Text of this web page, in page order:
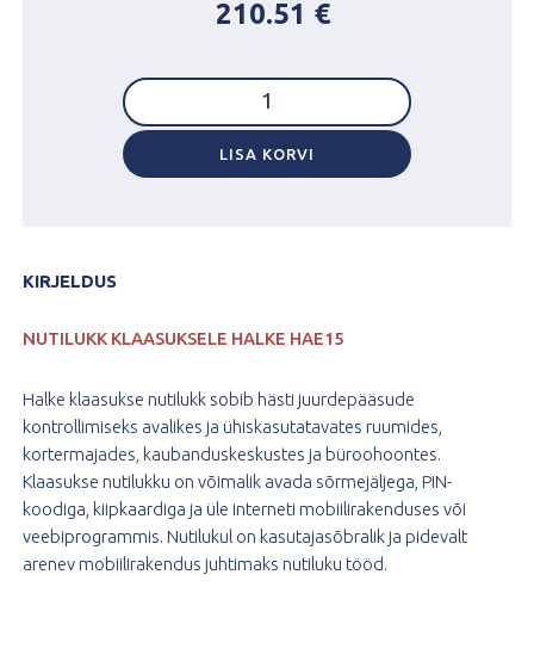
210.51 €
NUTILUKK
KLAASUKSELE
HALKE
TTLOCK
HAE15
LISA KORVI
KIRJELDUS
NUTILUKK KLAASUKSELE HALKE HAE15
Halke klaasukse nutilukk sobib hästi juurdepääsude
kontrollimiseks avalikes ja ühiskasutatavates ruumides,
kortermajades, kaubanduskeskustes ja büroohoontes.
Klaasukse nutilukku on võimalik avada sõrmejäljega, PIN-
koodiga, kiipkaardiga ja üle interneti mobiilirakenduses või
veebiprogrammis. Nutilukul on kasutajasõbralik ja pidevalt
arenev mobiilirakendus juhtimaks nutiluku tööd.